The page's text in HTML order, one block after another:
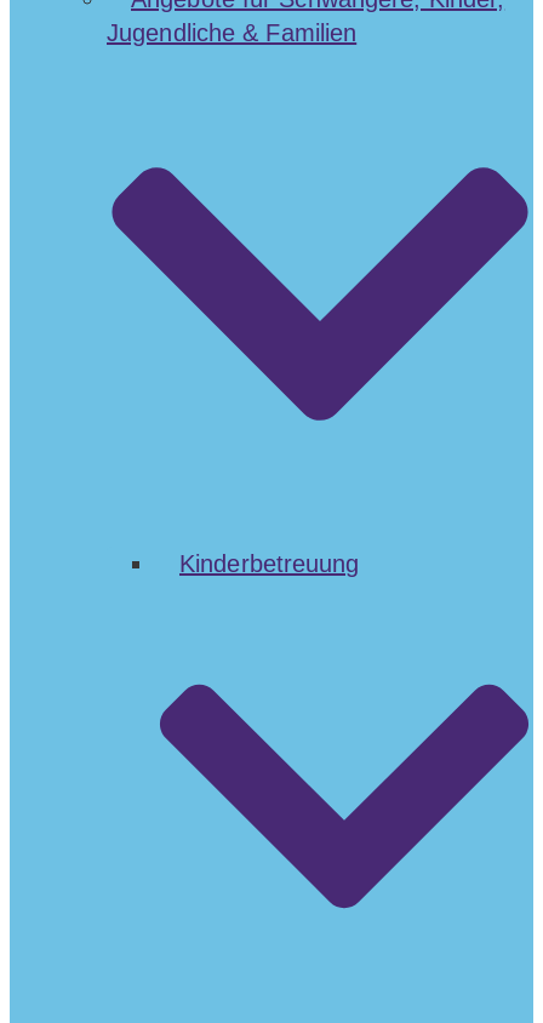
Jugendliche & Familien
Kinderbetreuung